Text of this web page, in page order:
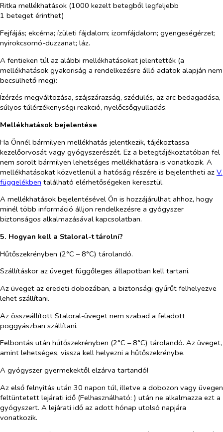
Ritka mellékhatások (1000 kezelt betegből legfeljebb
1 beteget érinthet)
Fejfájás; ekcéma; ízületi fájdalom; izomfájdalom; gyengeségérzet;
nyirokcsomó-duzzanat; láz.
A fentieken túl az alábbi mellékhatásokat jelentették (a
mellékhatások gyakoriság a rendelkezésre álló adatok alapján nem
becsülhető meg):
Ízérzés megváltozása, szájszárazság, szédülés, az arc bedagadása,
súlyos túlérzékenységi reakció, nyelőcsőgyulladás.
Mellékhatások bejelentése
Ha Önnél bármilyen mellékhatás jelentkezik, tájékoztassa
kezelőorvosát vagy gyógyszerészét. Ez a betegtájékoztatóban fel
nem sorolt bármilyen lehetséges mellékhatásra is vonatkozik. A
mellékhatásokat közvetlenül a hatóság részére is bejelentheti az V.
függelékben található elérhetőségeken keresztül.
A mellékhatások bejelentésével Ön is hozzájárulhat ahhoz, hogy
minél több információ álljon rendelkezésre a gyógyszer
biztonságos alkalmazásával kapcsolatban.
5. Hogyan kell a Staloral-t tárolni?
Hűtőszekrényben (2°C – 8°C) tárolandó.
Szállításkor az üveget függőleges állapotban kell tartani.
Az üveget az eredeti dobozában, a biztonsági gyűrűt felhelyezve
lehet szállítani.
Az összeállított Staloral-üveget nem szabad a feladott
poggyászban szállítani.
Felbontás után hűtőszekrényben (2°C – 8°C) tárolandó. Az üveget,
amint lehetséges, vissza kell helyezni a hűtőszekrénybe.
A gyógyszer gyermekektől elzárva tartandó!
Az első felnyitás után 30 napon túl, illetve a dobozon vagy üvegen
feltüntetett lejárati idő (Felhasználható: ) után ne alkalmazza ezt a
gyógyszert. A lejárati idő az adott hónap utolsó napjára
vonatkozik.